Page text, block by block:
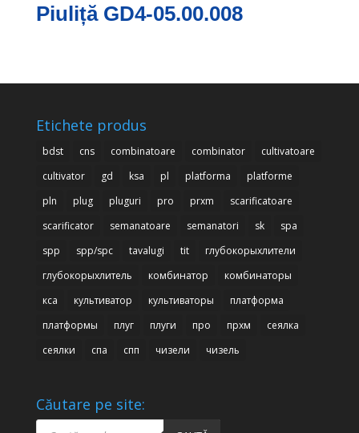
Piuliță GD4-05.00.008
Etichete produs
bdst cns combinatoare combinator
cultivatoare
cultivator
gd ksa pl platforma
platforme
pln
plug pluguri pro prxm
scarificatoare
scarificator
semanatoare semanatori sk
spa
spp
spp/spc tavalugi tit
глубокорыхлители
глубокорыхлитель
комбинатор
комбинаторы
кса
культиватор культиваторы
платформа
платформы
плуг плуги про прхм
сеялка
сеялки
спа спп чизели чизель
Căutare pe site:
Products